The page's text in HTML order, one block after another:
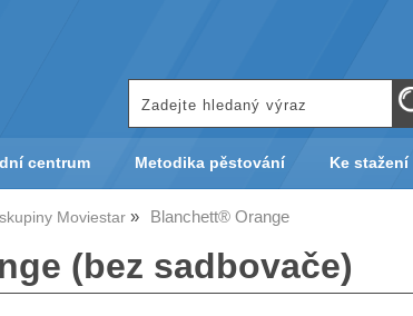
centrum Metodika pěstování Ke stažení
Moviestar Blanchett® Orange
(bez sadbovače)